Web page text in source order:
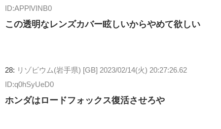
ID:APPlVINB0
この透明なレンズカバー眩しいからやめて欲しい
28: リゾビウム(岩手県) [GB] 2023/02/14(火) 20:27:26.62
ID:q0hSyUeD0
ホンダはロードフォックス復活させろや